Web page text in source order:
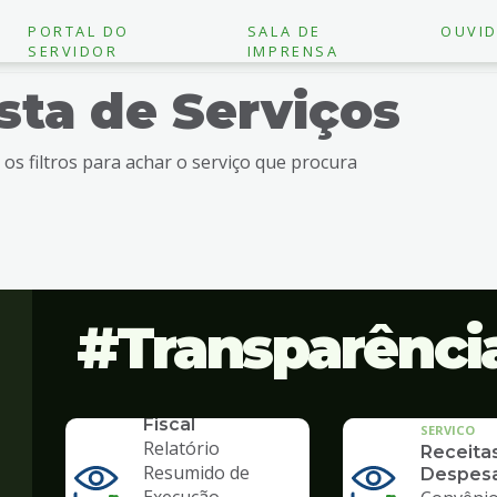
PORTAL DO
SERVIDOR
SALA DE
IMPRENSA
de Serviços
os filtros para achar o serviço que procura
SERVICO
Fiscal
Relatório
Resumido de
SERVICO